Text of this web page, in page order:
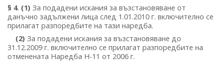
§ 4. (1) За подадени искания за възстановяване от
данъчно задължени лица след 1.01.2010 г. включително се
прилагат разпоредбите на тази наредба.
(2) За подадени искания за възстановяване до
31.12.2009 г. включително се прилагат разпоредбите на
отменената Наредба Н-11 от 2006 г.